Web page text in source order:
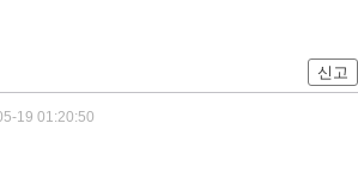
신고
19 01:20:50